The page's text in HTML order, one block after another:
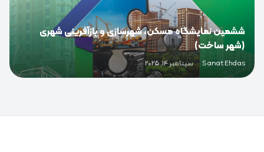
ششمین نمایشگاه مسکن، شهرسازی و بازآفرینی شهری
(شهر ساخت)
Sanat Ehdas
· سپتامبر 14, 2025